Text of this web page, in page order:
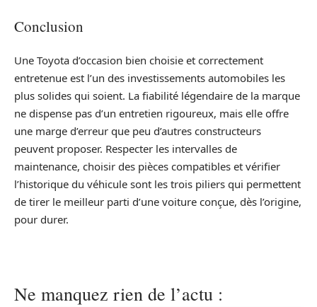
Conclusion
Une Toyota d’occasion bien choisie et correctement
entretenue est l’un des investissements automobiles les
plus solides qui soient. La fiabilité légendaire de la marque
ne dispense pas d’un entretien rigoureux, mais elle offre
une marge d’erreur que peu d’autres constructeurs
peuvent proposer. Respecter les intervalles de
maintenance, choisir des pièces compatibles et vérifier
l’historique du véhicule sont les trois piliers qui permettent
de tirer le meilleur parti d’une voiture conçue, dès l’origine,
pour durer.
Ne manquez rien de l’actu :